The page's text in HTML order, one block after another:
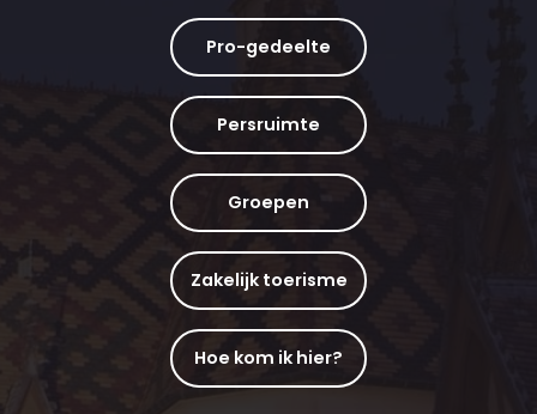
Pro-gedeelte
Persruimte
Groepen
Zakelijk toerisme
Hoe kom ik hier?